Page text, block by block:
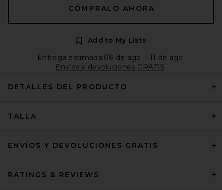
CÓMPRALO AHORA
Add to My Lists
Entrega estimada:08 de ago. - 11 de ago.
Envíos y devoluciones GRATIS
DETALLES DEL PRODUCTO
TALLA
ENVÍOS Y DEVOLUCIONES GRATIS
RATINGS & REVIEWS